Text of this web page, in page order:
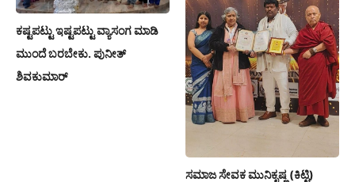
ಕಷ್ಟಪಟ್ಟು ಇಷ್ಟಪಟ್ಟು ವ್ಯಾಸಂಗ ಮಾಡಿ
ಮುಂದೆ ಬರಬೇಕು. ಪುನೀತ್
ಶಿವಕುಮಾರ್
ಸಮಾಜ ಸೇವಕ ಮುನಿಕೃಷ್ಣ (ಕಿಟ್ಟಿ)